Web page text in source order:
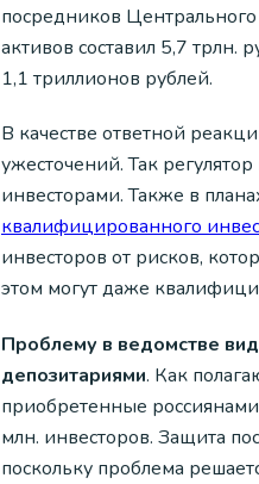
посредников
активов составил 5,7 трлн.
1,1 триллионов рублей.
В качестве ответной
ужесточений. Так
инвесторами. Также в
квалифицированного
инвесторов от рисков,
этом могут даже
Проблему в ведомстве
депозитариями. Как
приобретенные
млн. инвесторов. Защита
поскольку проблема